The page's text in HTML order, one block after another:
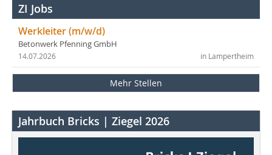
ZI Jobs
Werkleiter (m/w/d)
Betonwerk Pfenning GmbH
in Lampertheim
14.07.2026
Mehr Stellen
Jahrbuch Bricks | Ziegel 2026